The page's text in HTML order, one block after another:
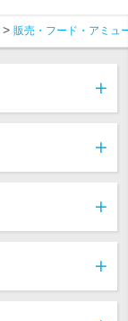
販売・フード・アミュ